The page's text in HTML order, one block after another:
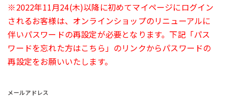
※2022年11月24(木)以降に初めてマイページにログイン
されるお客様は、オンラインショップのリニューアルに
伴いパスワードの再設定が必要となります。下記「パス
ワードを忘れた方はこちら」のリンクからパスワードの
再設定をお願いいたします。
メールアドレス